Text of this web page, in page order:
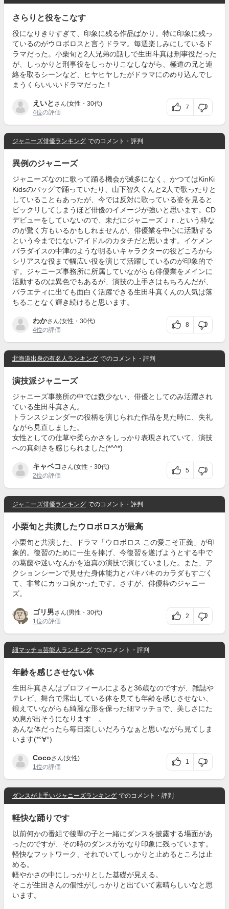
さらりと役をこなす
役になりきりすぎて、印象に残る作品ばかり。特に印象に残っ
ているのがウロボロスと言うドラマ。毎週楽しみにしているド
ラマだった。小栗旬と2人兄弟の話しで生田斗真は刑事役だった
が、しっかりと刑事役をしっかりこなしながら、極道の兄と連
絡を取るシーンなど、ヒヤヒヤしたがドラマにのめり込んでし
まうくらいいいドラマだった！
えいと さん(女性・30代)
4位の評価
7
ジャニーズ俳優ランキング でのコメント・評判
異例のジャニーズ
ジャニーズなのに歌って踊る機会が滅多になく、かつてはKinKi
Kidsのバッグで踊っていたり、山下智久くんと2人で歌ったりと
していることもあったが、今では反対に歌っている姿を見ると
ビックリしてしまうほど俳優のイメージが強いと思います。CD
デビューをしていないので、未だにジャニーズＪｒ.という枠な
のが驚く方もいるかもしれませんが、俳優業を中心に活動する
という今までにないアイドルのカタチだと思います。イケメン
パラダイスの中津のような明るいキャラクターの役どころから
シリアスな役まで幅広い役を演じて活躍しているのが印象的で
す。ジャニーズ事務所に所属していながらも俳優業をメインに
活動するのは異色でもあるが、演技の上手さはもちろんだが、
バラエティに出ても面白く活躍できる生田斗真くんの人気は落
ちることなく輝き続けると思います。
わかさん(女性・30代)
4位の評価
8
北海道出身の有名人ランキング でのコメント・評判
演技派ジャニーズ
ジャニーズ事務所の中では数少ない、俳優としてのみ活躍され
ている生田斗真さん。
トランスジェンダーの役柄を演じられた作品を見た時に、失礼
ながら見直しました。
女性としての仕草や柔らかさをしっかり表現されていて、演技
への真剣さを感じられました(*^^*)
キャベコ さん(女性・30代)
2位の評価
5
ジャニーズ俳優ランキング でのコメント・評判
小栗旬と共演したウロボロスが最高
小栗旬と共演した、ドラマ「ウロボロス この愛こそ正義」が印
象的。復習のために一生を捧げ、今復習を遂げようとする中で
の葛藤や迷いなんかを迫真の演技で演じていました。また、ア
クションシーンで見せた身体能力とバキバキのカラダもすごく
て、非常にカッコ良かったです。さすが、俳優枠のジャニー
ズ。
ゴリ男さん(男性・30代)
1位の評価
2
細マッチョ芸能人ランキング でのコメント・評判
年齢を感じさせない体
生田斗真さんはプロフィールによると36歳なのですが、雑誌や
テレビ、舞台で露出している体を見ても年齢を感じさせない、
鍛えていながらも綺麗な形を保った細マッチョで、美しさにた
め息が出そうになります…。
あんな体だったら毎日楽しいだろうなぁと思いながら見てしま
います(*°∀°)
Cocoさん(女性)
1位の評価
1
ダンスが上手いジャニーズランキング でのコメント・評判
軽快な踊りです
以前何かの番組で後輩の子と一緒にダンスを披露する場面があ
ったのですが、その時のダンスがかなり印象に残っています。
軽快なフットワーク、それでいてしっかりと止めるところは止
める。
軽やかさの中にしっかりとした基礎が見える。
そこが生田さんの個性がしっかりと出ていて素晴らしいなと思
います。